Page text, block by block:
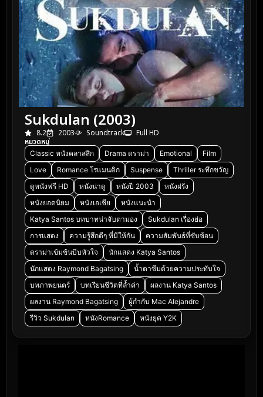
Sukdulan (2003)
8.2 2003 Soundtrack
Full HD
หมวดหมู่
Classic หนังคลาสสิก Drama ดราม่า Emotional
Film
Love
Romance โรแมนติก Suspense
Thriller ระทึกขวัญ
ดูหนังฟรี HD
หนังน่าดู หนังปี 2003
หนังฝรั่ง
หนังยอดนิยม
หนังเอเชีย
หนังแนะนำ
Katya Santos บทบาทน่าจับตามอง
Sukdulan เรื่องย่อ
การแสดง
ความรู้สึกดีๆ ที่มีให้กัน
ความสัมพันธ์ที่ซับซ้อน
ดราม่าเข้มข้นบีบหัวใจ
นักแสดง Katya Santos
นักแสดง Raymond Bagatsing
น้ำตาซึมด้วยความประทับใจ
บทภาพยนตร์
บทเรียนชีวิตที่ล้ำค่า
ผลงาน Katya Santos
ผลงาน Raymond Bagatsing
ผู้กำกับ Mac Alejandre
รีวิว Sukdulan
หนังRomance หนังยุค Y2K